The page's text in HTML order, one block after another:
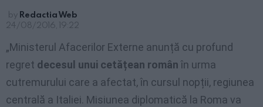
by Redactia Web
24/08/2016, 19:22
„Ministerul Afacerilor Externe anunță cu profund
regret decesul unui cetățean român în urma
cutremurului care a afectat, în cursul nopții, regiunea
centrală a Italiei. Misiunea diplomatică la Roma va